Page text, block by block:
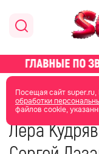
Посещая сайт
обработки
файлов cookie,
главная
20 мая 12:54
Лера